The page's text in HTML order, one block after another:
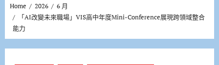
Home 2026
6 月
「AI改變未來職場」VIS高中年度Mini-Conference展現跨領域整合
能力